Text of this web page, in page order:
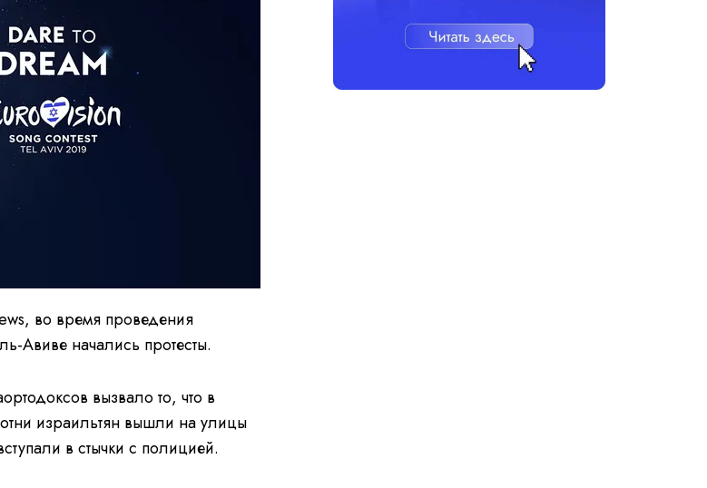
во время проведения
Авиве начались протесты.
вызвало то, что в
израильтян вышли на улицы
в стычки с полицией.